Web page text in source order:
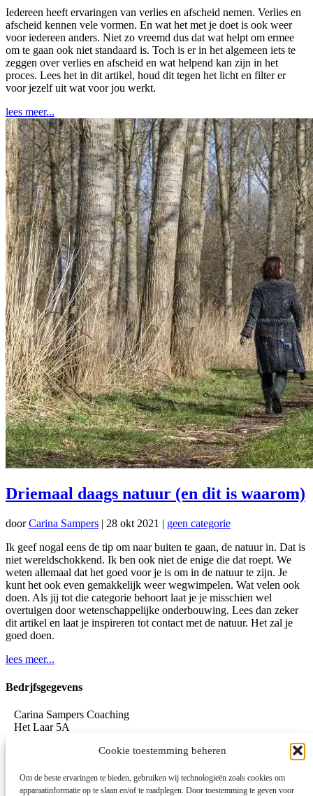
Cookie toestemming beheren
Om de beste ervaringen te bieden, gebruiken wij technologieën zoals cookies om
apparaatinformatie op te slaan en/of te raadplegen. Door toestemming te geven voor
Iedereen heeft ervaringen van verlies en afscheid nemen. Verlies en
afscheid kennen vele vormen. En wat het met je doet is ook weer
voor iedereen anders. Niet zo vreemd dus dat wat helpt om ermee
om te gaan ook niet standaard is. Toch is er in het algemeen iets te
zeggen over verlies en afscheid en wat helpend kan zijn in het
proces. Lees het in dit artikel, houd dit tegen het licht en filter er
voor jezelf uit wat voor jou werkt.
lees meer...
Driemaal daags natuur (en dit is waarom)
doorCarina Sampers | 28 okt 2021 | geen categorie
Ik geef nogal eens de tip om naar buiten te gaan, de natuur in. Dat is
niet wereldschokkend. Ik ben ook niet de enige die dat roept. We
weten allemaal dat het goed voor je is om in de natuur te zijn. Je
kunt het ook even gemakkelijk weer wegwimpelen. Wat velen ook
doen. Als jij tot die categorie behoort laat je je misschien wel
overtuigen door wetenschappelijke onderbouwing. Lees dan zeker
dit artikel en laat je inspireren tot contact met de natuur. Het zal je
goed doen.
lees meer...
Bedrjfsgegevens
Carina Sampers Coaching
Het Laar 5A
www.carinasampers.nl